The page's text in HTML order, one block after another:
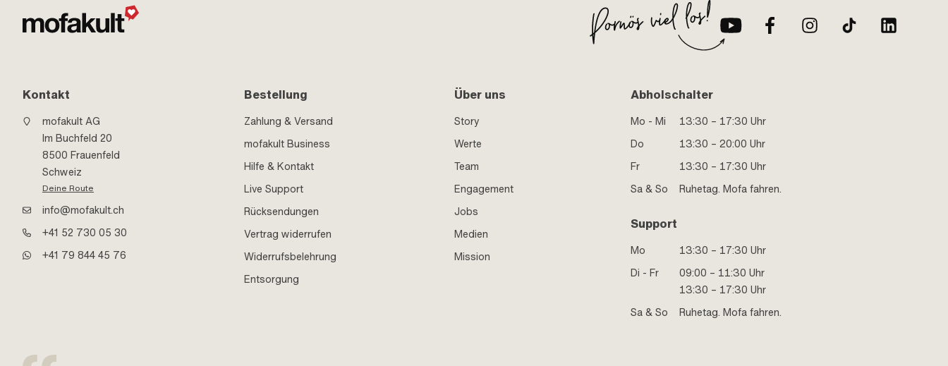
Kontakt
mofakult AG
Im Buchfeld 20
8500 Frauenfeld
Schweiz
Deine Route
info@mofakult.ch
+41 52 730 05 30
+41 79 844 45 76
Bestellung
Zahlung & Versand
mofakult Business
Hilfe & Kontakt
Live Support
Rücksendungen
Vertrag widerrufen
Widerrufsbelehrung
Entsorgung
Über uns
Story
Werte
Team
Engagement
Jobs
Medien
Mission
Abholschalter
Mo - Mi
13:30 – 17:30 Uhr
Do
13:30 – 20:00 Uhr
Fr
13:30 – 17:30 Uhr
Sa & So
Ruhetag. Mofa fahren.
Support
Mo
13:30 – 17:30 Uhr
Di - Fr
09:00 – 11:30 Uhr
13:30 – 17:30 Uhr
Sa & So
Ruhetag. Mofa fahren.